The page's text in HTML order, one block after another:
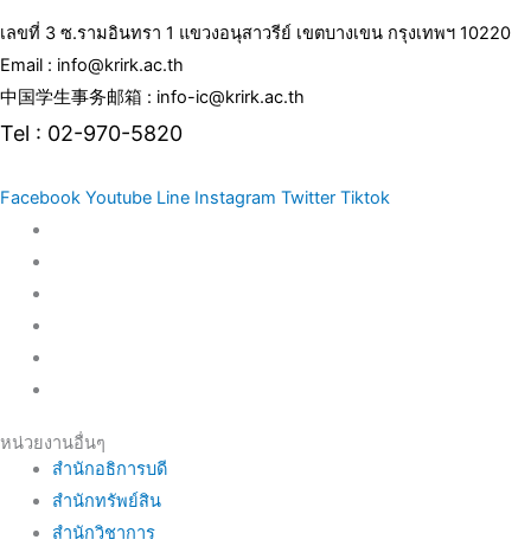
เลขที่ 3 ซ.รามอินทรา 1 แขวงอนุสาวรีย์ เขตบางเขน กรุงเทพฯ 10220
Email : info@krirk.ac.th
中国学生事务邮箱 : info-ic@krirk.ac.th
Tel : 02-970-5820
Facebook Youtube Line Instagram Twitter Tiktok
หน่วยงานอื่นๆ
สำนักอธิการบดี
สำนักทรัพย์สิน
สำนักวิชาการ